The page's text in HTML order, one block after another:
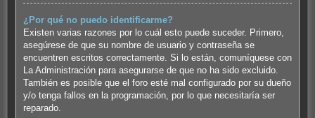
¿Por qué no puedo identificarme?
Existen varias razones por lo cuál esto puede suceder. Primero,
asegúrese de que su nombre de usuario y contraseña se
encuentren escritos correctamente. Si lo están, comuníquese con
La Administración para asegurarse de que no ha sido excluido.
También es posible que el foro esté mal configurado por su dueño
y/o tenga fallos en la programación, por lo que necesitaría ser
reparado.